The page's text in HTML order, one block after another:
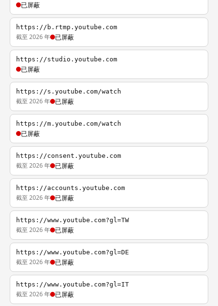
已屏蔽
https://b.rtmp.youtube.com
截至 2026 年 已屏蔽
https://studio.youtube.com
已屏蔽
https://s.youtube.com/watch
截至 2026 年 已屏蔽
https://m.youtube.com/watch
已屏蔽
https://consent.youtube.com
截至 2026 年 已屏蔽
https://accounts.youtube.com
截至 2026 年 已屏蔽
https://www.youtube.com?gl=TW
截至 2026 年 已屏蔽
https://www.youtube.com?gl=DE
截至 2026 年 已屏蔽
https://www.youtube.com?gl=IT
截至 2026 年 已屏蔽